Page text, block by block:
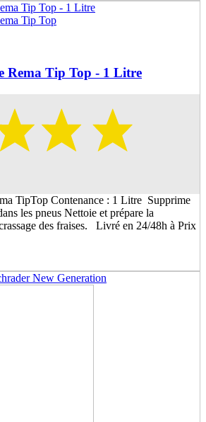
Rema Tip Top - 1 Litre
TipTop Contenance : 1 Litre Supprime
les pneus Nettoie et prépare la
des fraises. Livré en 24/48h à Prix